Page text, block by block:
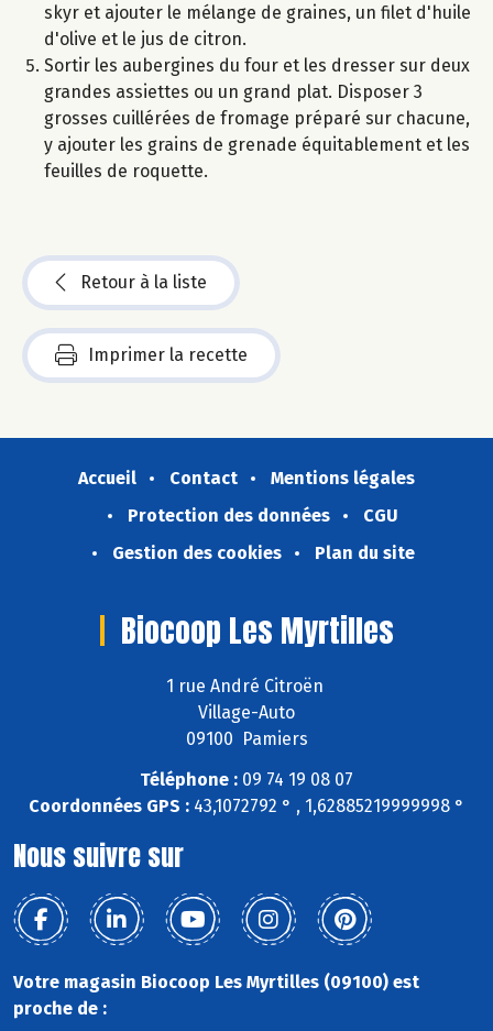
skyr et ajouter le mélange de graines, un filet d'huile
d'olive et le jus de citron.
Sortir les aubergines du four et les dresser sur deux
grandes assiettes ou un grand plat. Disposer 3
grosses cuillérées de fromage préparé sur chacune,
y ajouter les grains de grenade équitablement et les
feuilles de roquette.
Retour à la liste
Imprimer la recette
Accueil Contact
Mentions légales
Protection des données
CGU
Gestion des cookies
Plan du site
Biocoop Les Myrtilles
1 rue André Citroën
Village-Auto
09100 Pamiers
Téléphone : 09 74 19 08 07
Coordonnées GPS : 43,1072792 ° , 1,62885219999998 °
Nous suivre sur
Votre magasin Biocoop Les Myrtilles (09100) est
proche de :